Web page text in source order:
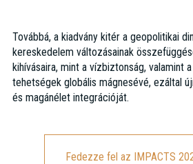
Továbbá, a kiadvány kitér a geopolitikai
kereskedelem változásainak
kihívásaira, mint a vízbiztonság, valamint
tehetségek globális mágnesévé, ezáltal
és magánélet integrációját.
Fedezze fel az IMPACTS